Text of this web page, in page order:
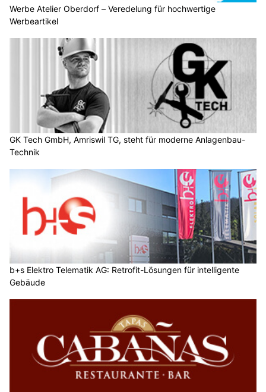
Werbe Atelier Oberdorf – Veredelung für hochwertige
Werbeartikel
GK Tech GmbH, Amriswil TG, steht für moderne Anlagenbau-
Technik
b+s Elektro Telematik AG: Retrofit-Lösungen für intelligente
Gebäude